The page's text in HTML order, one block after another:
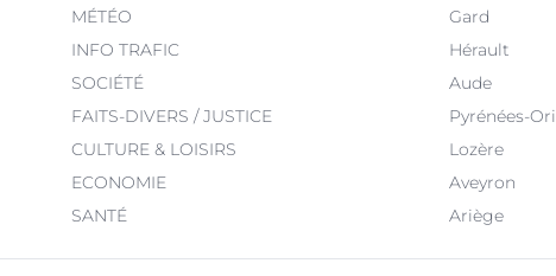
MÉTÉO
INFO TRAFIC
SOCIÉTÉ
FAITS-DIVERS / JUSTICE
CULTURE & LOISIRS
ECONOMIE
SANTÉ
Gard
Hérault
Aude
Pyrénées-
Lozère
Aveyron
Ariège